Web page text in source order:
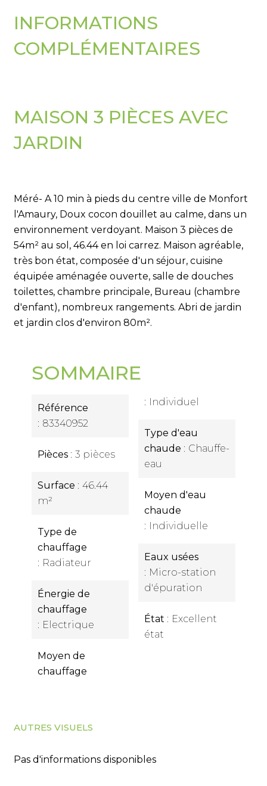
INFORMATIONS
COMPLÉMENTAIRES
MAISON 3 PIÈCES AVEC
JARDIN
Méré- A 10 min à pieds du centre ville de Monfort
l'Amaury, Doux cocon douillet au calme, dans un
environnement verdoyant. Maison 3 pièces de
54m² au sol, 46.44 en loi carrez. Maison agréable,
très bon état, composée d'un séjour, cuisine
équipée aménagée ouverte, salle de douches
toilettes, chambre principale, Bureau (chambre
d'enfant), nombreux rangements. Abri de jardin
et jardin clos d'environ 80m².
SOMMAIRE
Référence
83340952
Pièces 3 pièces
Surface
46.44
m²
Type de
chauffage
Radiateur
Énergie de
chauffage
Electrique
Moyen de
chauffage
Individuel
Type d'eau
chaude
Chauffe-
eau
Moyen d'eau
chaude
Individuelle
Eaux usées
Micro-station
d'épuration
État
Excellent
état
AUTRES VISUELS
Pas d'informations disponibles